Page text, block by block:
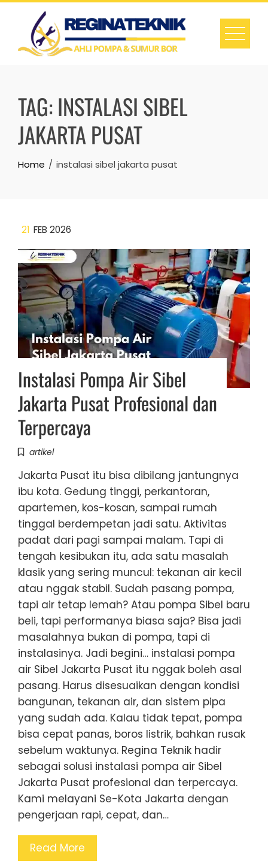
Skip
content
TAG:INSTALASI SIBEL
JAKARTA PUSAT
Home instalasi sibel jakarta pusat
21 FEB 2026
Instalasi Pompa Air Sibel
Jakarta Pusat Profesional dan
Terpercaya
artikel
Jakarta Pusat itu bisa dibilang jantungnya
ibu kota. Gedung tinggi, perkantoran,
apartemen, kos-kosan, sampai rumah
tinggal berdempetan jadi satu. Aktivitas
padat dari pagi sampai malam. Tapi di
tengah kesibukan itu, ada satu masalah
klasik yang sering muncul: tekanan air kecil
atau nggak stabil. Sudah pasang pompa,
tapi air tetap lemah? Atau pompa Sibel baru
beli, tapi performanya biasa saja? Bisa jadi
masalahnya bukan di pompa, tapi di
instalasinya. Jadi begini… instalasi pompa
air Sibel Jakarta Pusat itu nggak boleh asal
pasang. Harus disesuaikan dengan kondisi
bangunan, tekanan air, dan sistem pipa
yang sudah ada. Kalau tidak tepat, pompa
bisa cepat panas, boros listrik, bahkan rusak
sebelum waktunya. Regina Teknik hadir
sebagai solusi instalasi pompa air Sibel
Jakarta Pusat profesional dan terpercaya.
Kami melayani Se-Kota Jakarta dengan
pengerjaan rapi, cepat, dan…
Read More